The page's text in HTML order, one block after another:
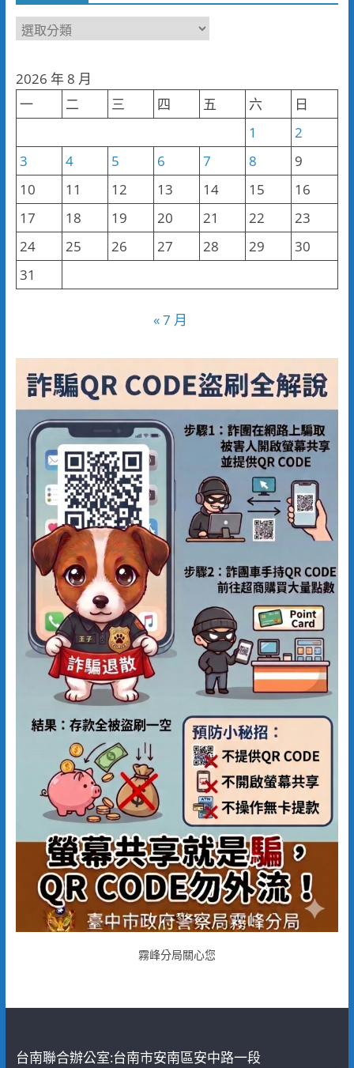
新
類
2026 年 8 月
一
二 三 四 五 六
日
1
2
3
4 5 6 7 8
9
10
11 12 13 14 15
16
17
18 19 20 21 22
23
24
25 26 27 28 29
30
31
« 7 月
霧峰分局關心您
台南聯合辦公室:台南市安南區安中路一段